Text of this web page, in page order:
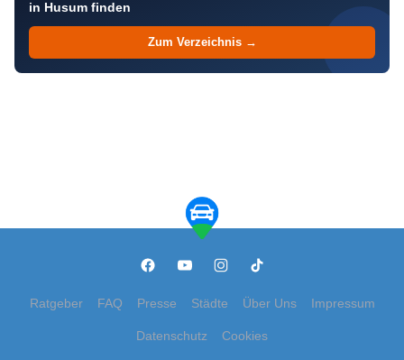
in Husum finden
Zum Verzeichnis →
Ratgeber FAQ Presse Städte Über Uns Impressum
Datenschutz Cookies